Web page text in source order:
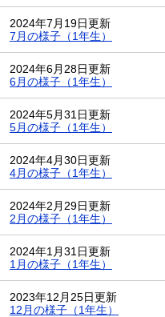
2024年7月19日更新
7月の様子（1年生）
2024年6月28日更新
6月の様子（1年生）
2024年5月31日更新
5月の様子（1年生）
2024年4月30日更新
4月の様子（1年生）
2024年2月29日更新
2月の様子（1年生）
2024年1月31日更新
1月の様子（1年生）
2023年12月25日更新
12月の様子（1年生）